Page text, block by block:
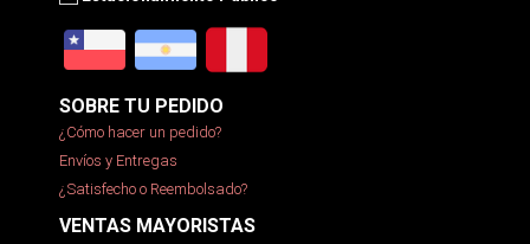
SOBRE TU PEDIDO
¿Cómo hacer un pedido?
Envíos y Entregas
¿Satisfecho o Reembolsado?
VENTAS MAYORISTAS